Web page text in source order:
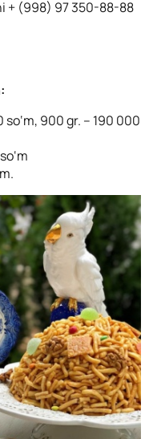
+ (998) 97 350-88-88
900 gr. – 190 000